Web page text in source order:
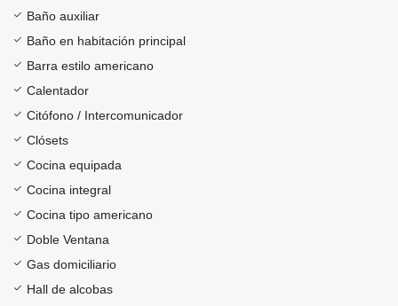
Baño auxiliar
Baño en habitación principal
Barra estilo americano
Calentador
Citófono / Intercomunicador
Clósets
Cocina equipada
Cocina integral
Cocina tipo americano
Doble Ventana
Gas domiciliario
Hall de alcobas